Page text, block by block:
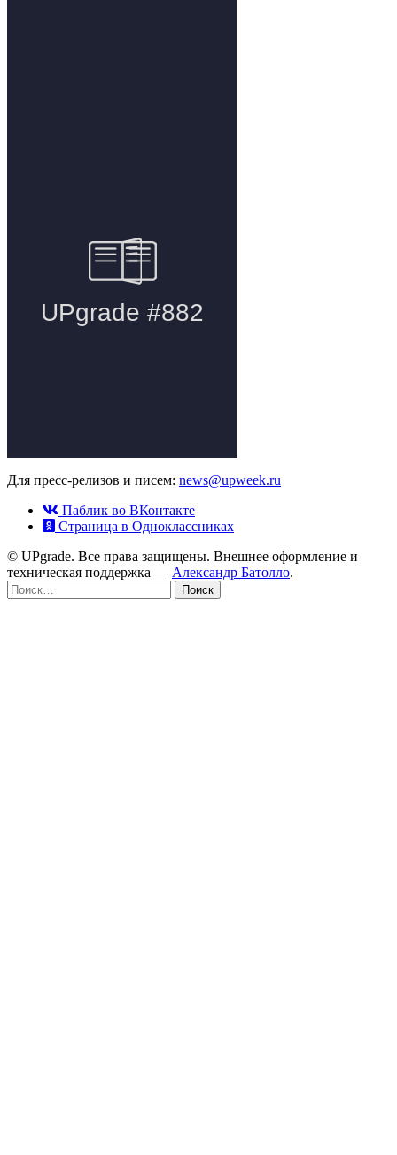
Для пресс-релизов и писем: news@upweek.ru
Паблик во ВКонтакте
Страница в Одноклассниках
© UPgrade. Все права защищены. Внешнее оформление и
техническая поддержка — Александр Батолло.
Найти: